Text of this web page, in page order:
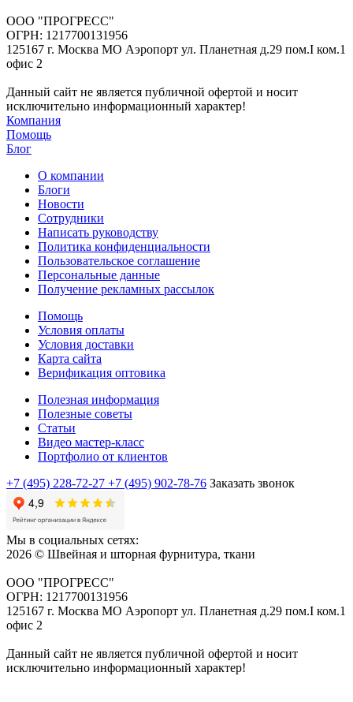
ООО "ПРОГРЕСС"
ОГРН: 1217700131956
125167 г. Москва МО Аэропорт ул. Планетная д.29 пом.I ком.1
офис 2
Данный сайт не является публичной офертой и носит
исключительно информационный характер!
Компания
Помощь
Блог
О компании
Блоги
Новости
Сотрудники
Написать руководству
Политика конфиденциальности
Пользовательское соглашение
Персональные данные
Получение рекламных рассылок
Помощь
Условия оплаты
Условия доставки
Карта сайта
Верификация оптовика
Полезная информация
Полезные советы
Статьи
Видео мастер-класс
Портфолио от клиентов
+7 (495) 228-72-27 +7 (495) 902-78-76 Заказать звонок
Мы в социальных сетях:
2026 © Швейная и шторная фурнитура, ткани
ООО "ПРОГРЕСС"
ОГРН: 1217700131956
125167 г. Москва МО Аэропорт ул. Планетная д.29 пом.I ком.1
офис 2
Данный сайт не является публичной офертой и носит
исключительно информационный характер!